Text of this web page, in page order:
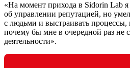
«На момент прихода в Sidorin Lab я
об управлении репутацией, но
с людьми и выстраивать процессы,
почему бы мне в очередной раз не
деятельности».